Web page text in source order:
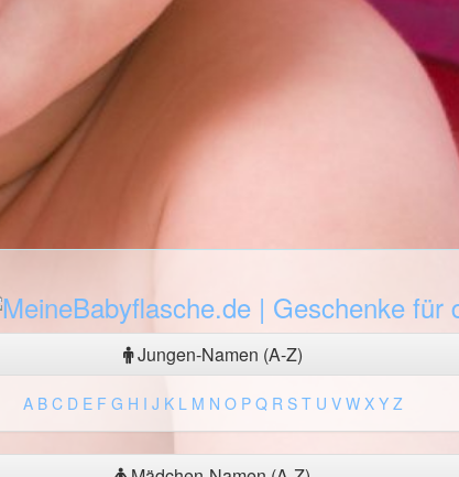
Jungen-Namen (A-Z)
A B C D E F G H I J K L M N O P Q R S T U V W X Y Z